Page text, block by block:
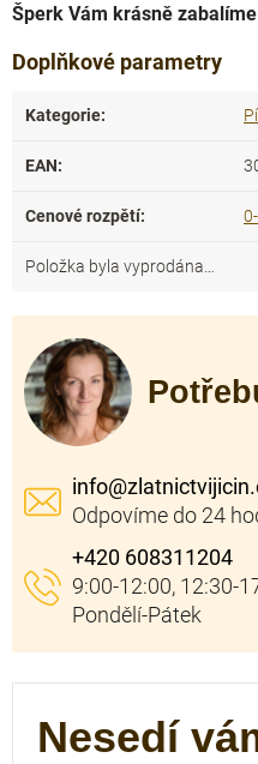
Šperk Vám krásně
Doplňkové parametry
Kategorie:
EAN:
Cenové rozpětí:
Položka byla vyprodána…
info@
+420 608311204
Nesedí